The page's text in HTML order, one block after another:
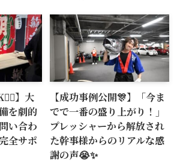
】大
を劇的
い合わ
全サポ
【成功事例公開🎊】「今ま
でで一番の盛り上がり！」
プレッシャーから解放され
た幹事様からのリアルな感
謝の声😭✨